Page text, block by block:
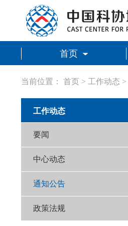
首页
当前位置： 首页 > 工作动态 >
工作动态
要闻
中心动态
通知公告
政策法规